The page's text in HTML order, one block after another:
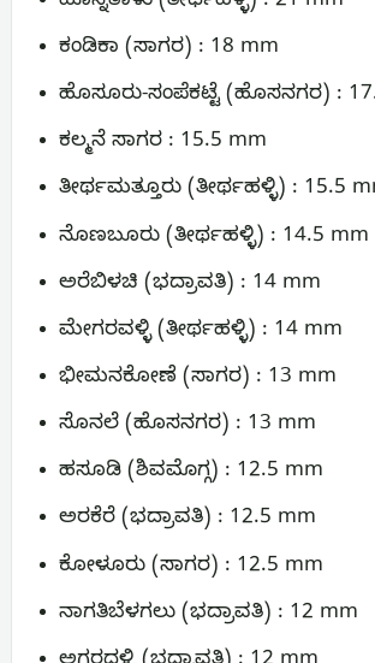
ಕಂಡಿಕಾ (ಸಾಗರ) : 18 mm
ಹೊಸೂರು-ಸಂಪೆಕಟ್ಟೆ (ಹೊಸನಗರ) :
ಕಲ್ಮನೆ ಸಾಗರ : 15.5 mm
ತೀರ್ಥಮತ್ತೂರು (ತೀರ್ಥಹಳ್ಳಿ) : 15.5
ನೊಣಬೂರು (ತೀರ್ಥಹಳ್ಳಿ) : 14.5 mm
ಅರೆಬಿಳಚಿ (ಭದ್ರಾವತಿ) : 14 mm
ಮೇಗರವಳ್ಳಿ (ತೀರ್ಥಹಳ್ಳಿ) : 14 mm
ಭೀಮನಕೋಣೆ (ಸಾಗರ) : 13 mm
ಸೊನಲೆ (ಹೊಸನಗರ) : 13 mm
ಹಸೂಡಿ (ಶಿವಮೊಗ್ಗ) : 12.5 mm
ಅರಕೆರೆ (ಭದ್ರಾವತಿ) : 12.5 mm
ಕೋಳೂರು (ಸಾಗರ) : 12.5 mm
ನಾಗತಿಬೆಳಗಲು (ಭದ್ರಾವತಿ) : 12 mm